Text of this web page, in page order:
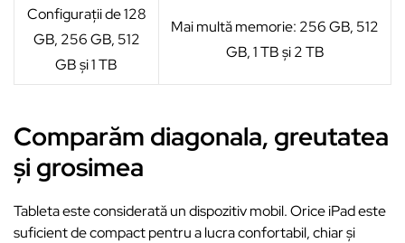
Configurații de 128
GB, 256 GB, 512
GB și 1 TB
Mai multă memorie: 256 GB, 512
GB, 1 TB și 2 TB
Comparăm diagonala, greutatea
și grosimea
Tableta este considerată un dispozitiv mobil. Orice iPad este
suficient de compact pentru a lucra confortabil, chiar și